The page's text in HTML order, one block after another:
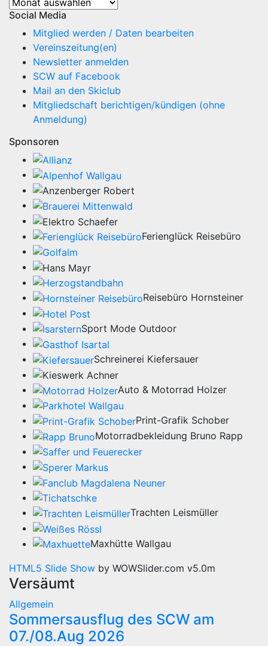
Social Media
Mitglied werden / Daten bearbeiten
Vereinszeitung(en)
Newsletter anmelden
SCW auf Facebook
Mail an den Skiclub
Mitgliedschaft berichtigen/kündigen (ohne
Anmeldung)
Sponsoren
Ferienglück Reisebüro
Reisebüro Hornsteiner
Sport Mode Outdoor
Schreinerei Kiefersauer
Auto & Motorrad Holzer
Print-Grafik Schober
Motorradbekleidung Bruno Rapp
Trachten Leismüller
Maxhütte Wallgau
HTML5 Slide Show by WOWSlider.com v5.0m
Versäumt
Allgemein
Sommersausflug des SCW am
07./08.Aug 2026